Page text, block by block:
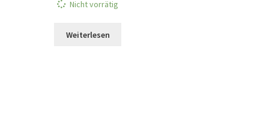
Nicht vorrätig
Weiterlesen